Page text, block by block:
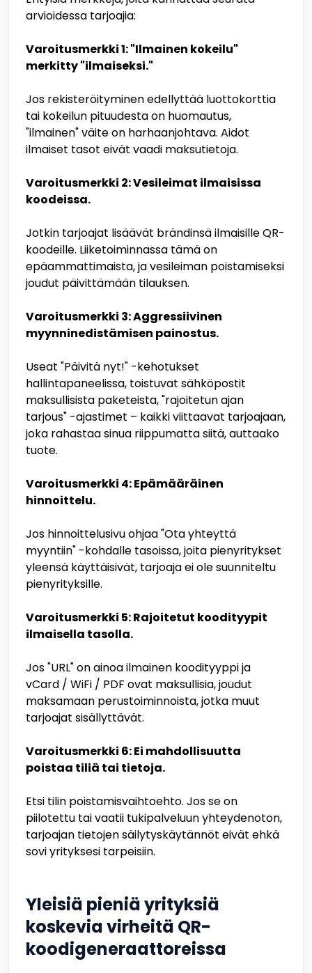
arvioidessa tarjoajia:
Varoitusmerkki 1: "Ilmainen kokeilu"
merkitty "ilmaiseksi."
Jos rekisteröityminen edellyttää luottokorttia
tai kokeilun pituudesta on huomautus,
"ilmainen" väite on harhaanjohtava. Aidot
ilmaiset tasot eivät vaadi maksutietoja.
Varoitusmerkki 2: Vesileimat ilmaisissa
koodeissa.
Jotkin tarjoajat lisäävät brändinsä ilmaisille QR-
koodeille. Liiketoiminnassa tämä on
epäammattimaista, ja vesileiman poistamiseksi
joudut päivittämään tilauksen.
Varoitusmerkki 3: Aggressiivinen
myynninedistämisen painostus.
Useat "Päivitä nyt!" -kehotukset
hallintapaneelissa, toistuvat sähköpostit
maksullisista paketeista, "rajoitetun ajan
tarjous" -ajastimet – kaikki viittaavat tarjoajaan,
joka rahastaa sinua riippumatta siitä, auttaako
tuote.
Varoitusmerkki 4: Epämääräinen
hinnoittelu.
Jos hinnoittelusivu ohjaa "Ota yhteyttä
myyntiin" -kohdalle tasoissa, joita pienyritykset
yleensä käyttäisivät, tarjoaja ei ole suunniteltu
pienyrityksille.
Varoitusmerkki 5: Rajoitetut koodityypit
ilmaisella tasolla.
Jos "URL" on ainoa ilmainen koodityyppi ja
vCard / WiFi / PDF ovat maksullisia, joudut
maksamaan perustoiminnoista, jotka muut
tarjoajat sisällyttävät.
Varoitusmerkki 6: Ei mahdollisuutta
poistaa tiliä tai tietoja.
Etsi tilin poistamisvaihtoehto. Jos se on
piilotettu tai vaatii tukipalveluun yhteydenoton,
tarjoajan tietojen säilytyskäytännöt eivät ehkä
sovi yrityksesi tarpeisiin.
Yleisiä pieniä yrityksiä
koskevia virheitä QR-
koodigeneraattoreissa